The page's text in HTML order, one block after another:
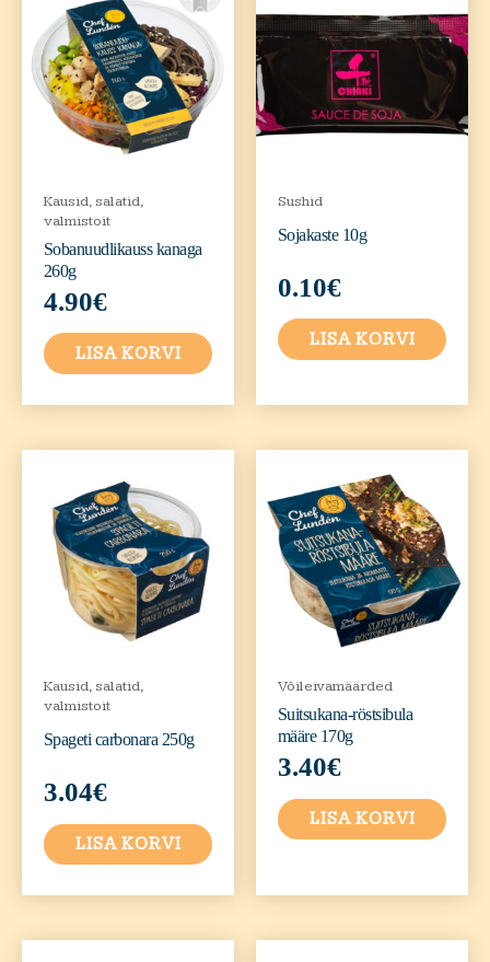
Kausid, salatid,
valmistoit
Sobanuudlikauss kanaga
260g
4.90€
LISA KORVI
Sushid
Sojakaste 10g
0.10€
LISA KORVI
Kausid, salatid,
valmistoit
Spageti carbonara 250g
3.04€
LISA KORVI
Võileivamäärded
Suitsukana-röstsibula
määre 170g
3.40€
LISA KORVI